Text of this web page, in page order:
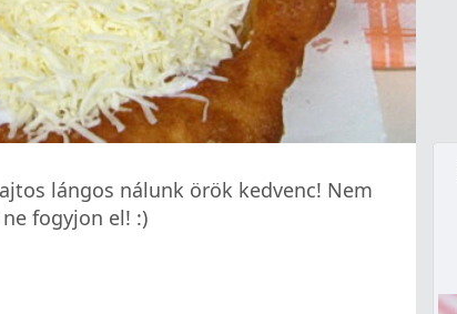
lángos nálunk örök kedvenc! Nem
fogyjon el! :)